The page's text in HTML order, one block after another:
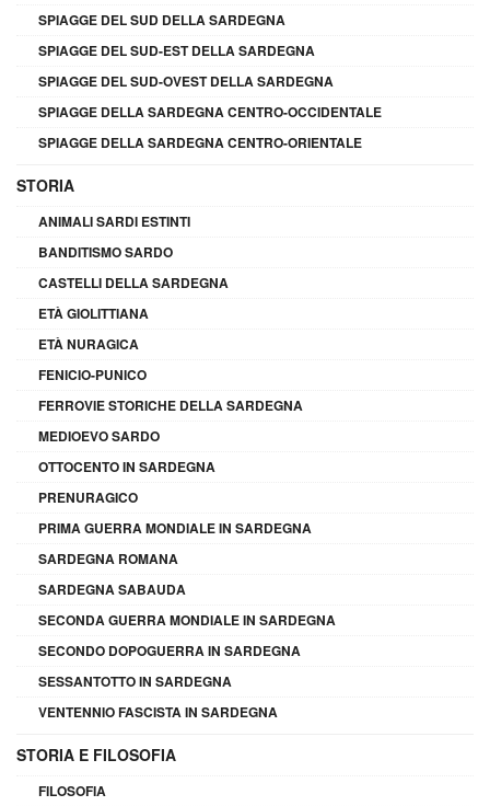
SPIAGGE DEL SUD DELLA SARDEGNA
SPIAGGE DEL SUD-EST DELLA SARDEGNA
SPIAGGE DEL SUD-OVEST DELLA SARDEGNA
SPIAGGE DELLA SARDEGNA CENTRO-OCCIDENTALE
SPIAGGE DELLA SARDEGNA CENTRO-ORIENTALE
STORIA
ANIMALI SARDI ESTINTI
BANDITISMO SARDO
CASTELLI DELLA SARDEGNA
ETÀ GIOLITTIANA
ETÀ NURAGICA
FENICIO-PUNICO
FERROVIE STORICHE DELLA SARDEGNA
MEDIOEVO SARDO
OTTOCENTO IN SARDEGNA
PRENURAGICO
PRIMA GUERRA MONDIALE IN SARDEGNA
SARDEGNA ROMANA
SARDEGNA SABAUDA
SECONDA GUERRA MONDIALE IN SARDEGNA
SECONDO DOPOGUERRA IN SARDEGNA
SESSANTOTTO IN SARDEGNA
VENTENNIO FASCISTA IN SARDEGNA
STORIA E FILOSOFIA
FILOSOFIA